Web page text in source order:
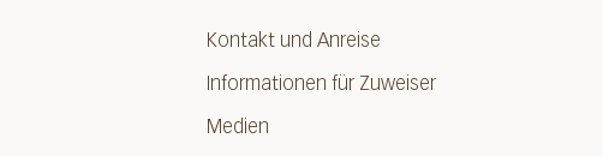
Kontakt und Anreise
Informationen für Zuweiser
Medien